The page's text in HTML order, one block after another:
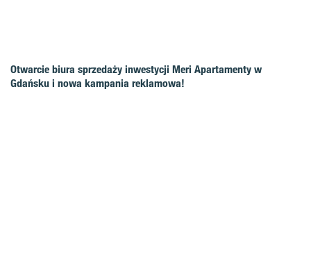
Otwarcie biura sprzedaży inwestycji Meri Apartamenty w
Gdańsku i nowa kampania reklamowa!